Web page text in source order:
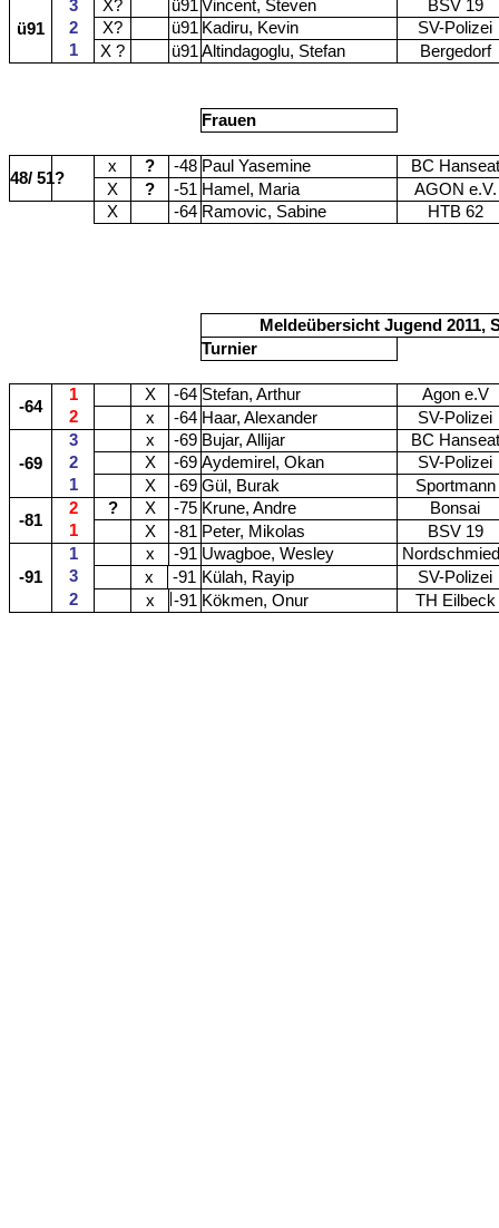
ü91
3 X? ü91 Vincent, Steven
BSV 19
2
X? ü91 Kadiru, Kevin
SV-Polizei
1
X ? ü91 Altindagoglu, Stefan Bergedorf
Frauen
48/ 51?
x ? -48 Paul Yasemine
BC Hanseat
X
? -51 Hamel, Maria
AGON e.V.
X
-64 Ramovic, Sabine HTB 62
Meldeübersicht Jugend 2011,
Turnier
-64
1 X -64 Stefan, Arthur
Agon e.V
2
x -64 Haar, Alexander SV-Polizei
-69
3 x -69 Bujar, Allijar
BC Hanseat
2
X -69 Aydemirel, Okan
SV-Polizei
1
X -69 Gül, Burak
Sportmann
-81
2 ? X -75 Krune, Andre
Bonsai
1
X -81 Peter, Mikolas BSV 19
-91
1 x -91 Uwagboe, Wesley
3
x -91 Külah, Rayip
SV-Polizei
2
x -91 Kökmen, Onur TH Eilbeck